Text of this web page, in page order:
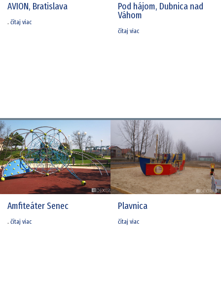
AVION, Bratislava
. čítaj viac
Pod hájom, Dubnica nad
Váhom
čítaj viac
Amfiteáter Senec
. čítaj viac
Plavnica
čítaj viac